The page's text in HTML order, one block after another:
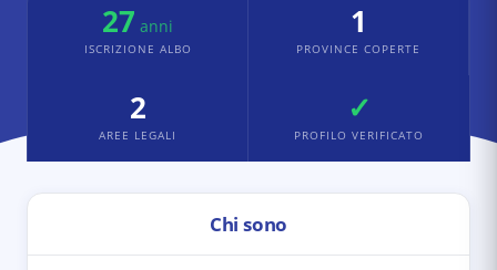
27 anni
ISCRIZIONE ALBO
1
PROVINCE COPERTE
2
AREE LEGALI
✓
PROFILO VERIFICATO
Chi sono